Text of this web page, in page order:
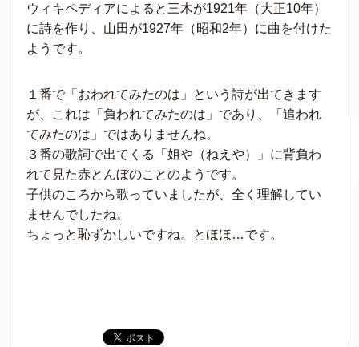
ウィキペディアによると三木が1921年（大正10年）
に詩を作り、山田が1927年（昭和2年）に曲を付けた
ようです。
１番で「おわれてみたのは」という詩が出てきます
が、これは「負われてみたのは」であり、「追われ
てみたのは」ではありませんね。
３番の歌詞で出てくる「姐や（ねえや）」に背負わ
れて見た赤とんぼのことのようです。
子供のころから歌っていましたが、全く理解してい
ませんでしたね。
ちょっと恥ずかしいですね。とほほ…です。